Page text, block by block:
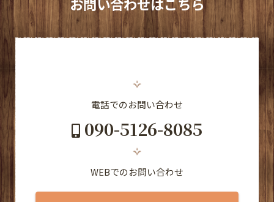
電話でのお問い合わせ
090-5126-8085
WEBでのお問い合わせ